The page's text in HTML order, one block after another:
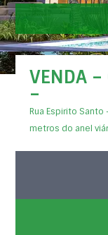
VENDA –
–
Rua Espirito Santo
metros do anel